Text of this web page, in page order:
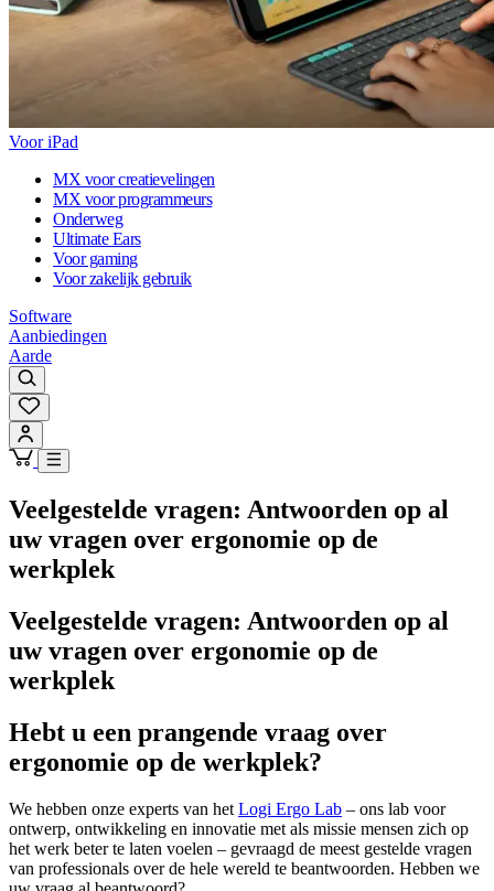
Voor iPad
MX voor creatievelingen
MX voor programmeurs
Onderweg
Ultimate Ears
Voor gaming
Voor zakelijk gebruik
Software
Aanbiedingen
Aarde
Veelgestelde vragen: Antwoorden op al
uw vragen over ergonomie op de
werkplek
Veelgestelde vragen: Antwoorden op al
uw vragen over ergonomie op de
werkplek
Hebt u een prangende vraag over
ergonomie op de werkplek?
We hebben onze experts van het Logi Ergo Lab – ons lab voor
ontwerp, ontwikkeling en innovatie met als missie mensen zich op
het werk beter te laten voelen – gevraagd de meest gestelde vragen
van professionals over de hele wereld te beantwoorden. Hebben we